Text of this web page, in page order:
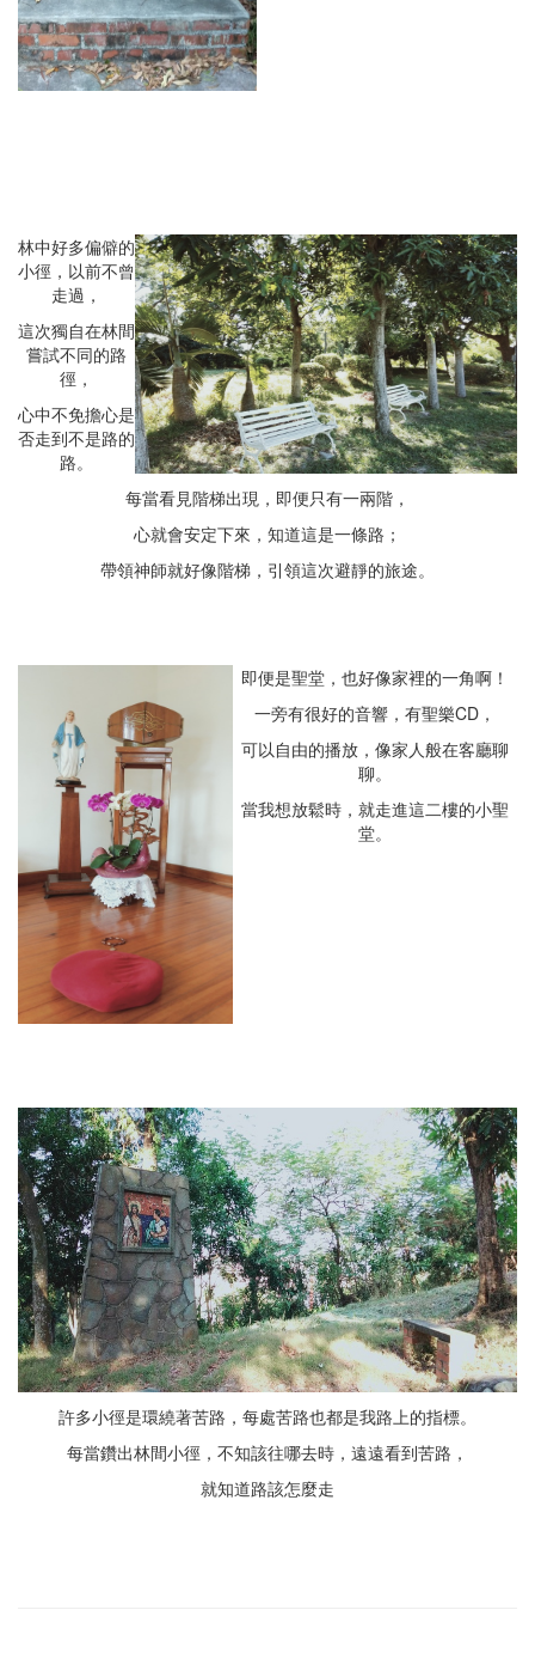
林中好多偏僻的
小徑，以前不曾
走過，
這次獨自在林間
嘗試不同的路
徑，
心中不免擔心是
否走到不是路的
路。
每當看見階梯出現，即便只有一兩階，
心就會安定下來，知道這是一條路；
帶領神師就好像階梯，引領這次避靜的旅途。
即便是聖堂，也好像家裡的一角啊！
一旁有很好的音響，有聖樂CD，
可以自由的播放，像家人般在客廳聊
聊。
當我想放鬆時，就走進這二樓的小聖
堂。
許多小徑是環繞著苦路，每處苦路也都是我路上的指標。
每當鑽出林間小徑，不知該往哪去時，遠遠看到苦路，
就知道路該怎麼走